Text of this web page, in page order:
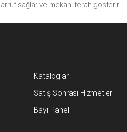
sağlar ve mekânı ferah gösterir.
Kataloglar
Satış Sonrası Hizmetler
Bayi Paneli